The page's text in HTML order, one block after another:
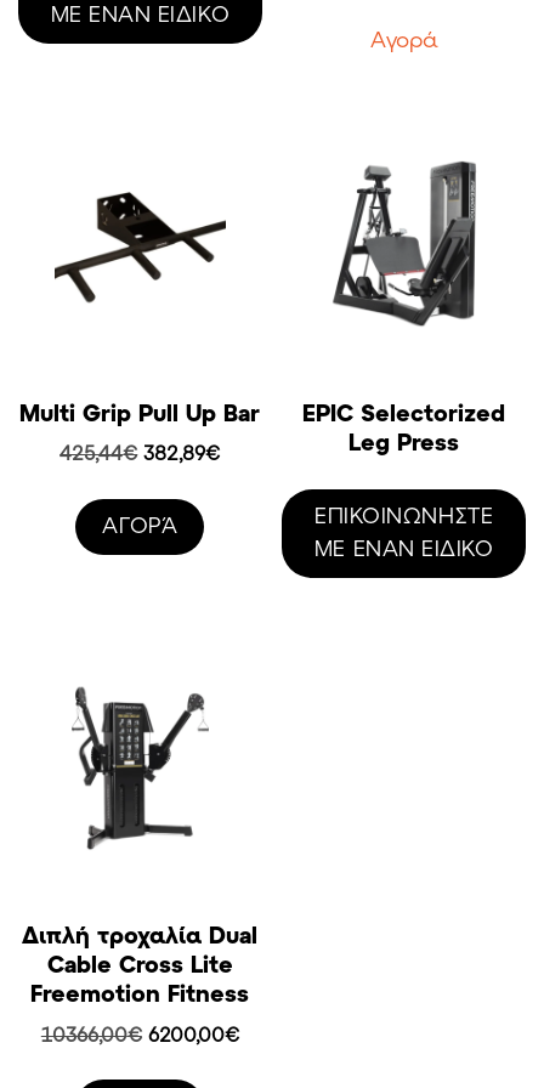
ΜΕ ΕΝΑΝ ΕΙΔΙΚΟ
was:
2282,00€.
Aγορά
Multi Grip Pull Up Bar
425,44€ Original
was:
425,44€.
382,89€Η
382,89€.
AΓΟΡΆ
EPIC Selectorized
Leg Press
ΕΠΙΚΟΙΝΩΝΗΣΤΕ
ΜΕ ΕΝΑΝ ΕΙΔΙΚΟ
Διπλή τροχαλία Dual
Cable Cross Lite
Freemotion Fitness
10366,00€ Original
6200,00€Η